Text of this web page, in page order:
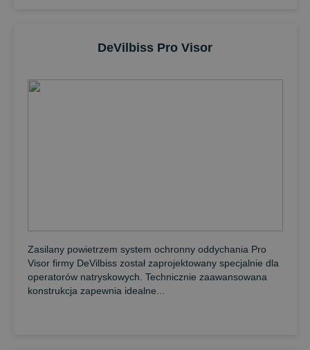
DeVilbiss Pro Visor
Zasilany powietrzem system ochronny oddychania Pro
Visor firmy DeVilbiss został zaprojektowany specjalnie dla
operatorów natryskowych. Technicznie zaawansowana
konstrukcja zapewnia idealne...